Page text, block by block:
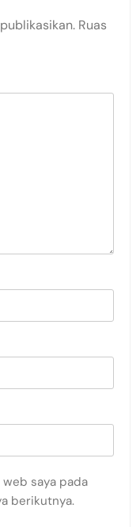
Ruas
saya pada
berikutnya.